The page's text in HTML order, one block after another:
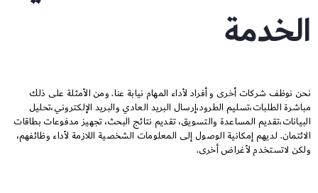
الخدمة
نحن نوظف شركات أخرى و أفراد لأداء المهام نيابة عنا. ومن الأمثلة على ذلك
مباشرة الطلبات،تسليم الطرود،إرسال البريد العادي والبريد الإلكتروني،تحليل
البيانات،تقديم المساعدة والتسويق، تقديم نتائج البحث، تجهيز مدفوعات بطاقات
الائتمان. لديهم إمكانية الوصول إلى المعلومات الشخصية اللازمة لأداء وظائفهم،
ولكن لاتستخدم لأغراض أخرى.